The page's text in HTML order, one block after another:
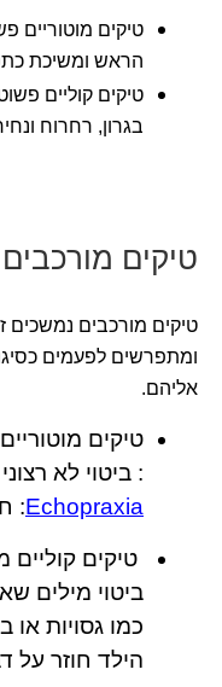
טיקים מוטוריים
הראש ומשיכת
טיקים קוליים
בגרון, רחרוח
טיקים מורכבים
טיקים מורכבים נמשכים
ומתפרשים לפעמים
אליהם.
טיקים
: ביטוי לא
Echopraxia
:
טיקים קוליים
ביטוי מילים
כמו גסויות או
הילד חוזר על